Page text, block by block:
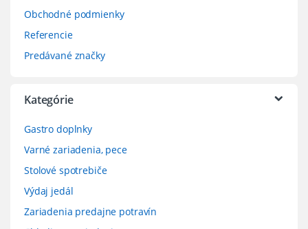
Obchodné podmienky
Referencie
Predávané značky
Kategórie
Gastro doplnky
Varné zariadenia, pece
Stolové spotrebiče
Výdaj jedál
Zariadenia predajne potravín